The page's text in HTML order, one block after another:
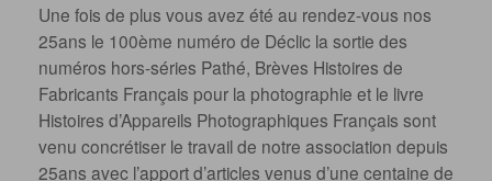
Une fois de plus vous avez été au rendez-vous nos
25ans le 100ème numéro de Déclic la sortie des
numéros hors-séries Pathé, Brèves Histoires de
Fabricants Français pour la photographie et le livre
Histoires d’Appareils Photographiques Français sont
venu concrétiser le travail de notre association depuis
25ans avec l’apport d’articles venus d’une centaine de